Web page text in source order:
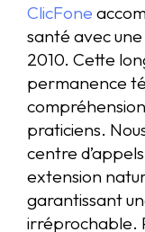
ClicFone
santé avec
2010. Cette
permanence
praticiens.
centre
extension
garantissant
irréprochable.